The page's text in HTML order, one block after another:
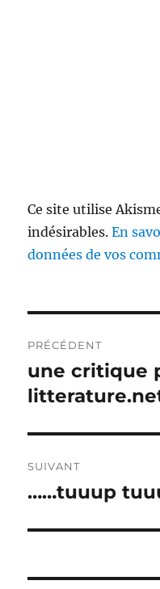
Ce site utilise
indésirables.En
données de vos
de
l’article
PRÉCÉDENT
Publication
précédente :
une critique
SUIVANT
Publication
……tuuup